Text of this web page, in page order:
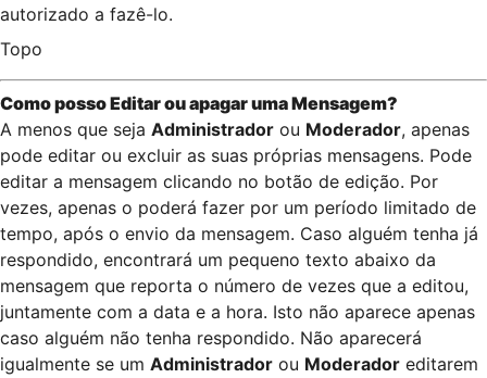
autorizado a fazê-lo.
Topo
Como posso Editar ou apagar uma Mensagem?
A menos que seja Administrador ou Moderador, apenas
pode editar ou excluir as suas próprias mensagens. Pode
editar a mensagem clicando no botão de edição. Por
vezes, apenas o poderá fazer por um período limitado de
tempo, após o envio da mensagem. Caso alguém tenha já
respondido, encontrará um pequeno texto abaixo da
mensagem que reporta o número de vezes que a editou,
juntamente com a data e a hora. Isto não aparece apenas
caso alguém não tenha respondido. Não aparecerá
igualmente se um Administrador ou Moderador editarem